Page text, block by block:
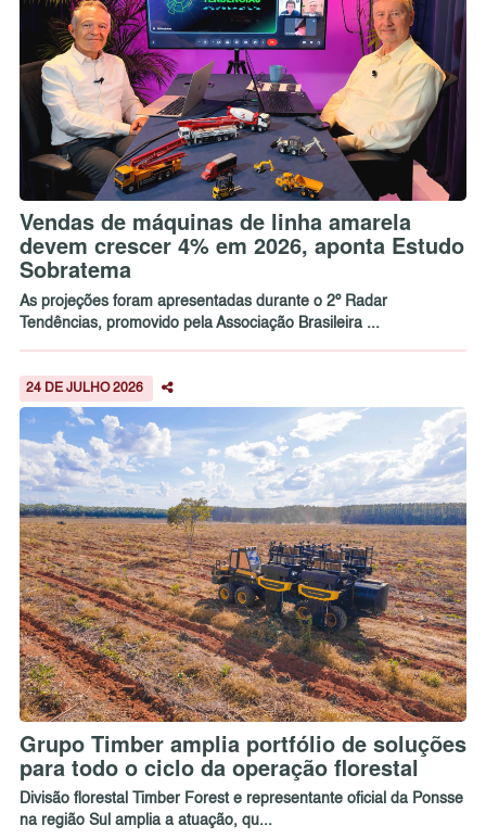
Vendas de máquinas de linha amarela
devem crescer 4% em 2026, aponta Estudo
Sobratema
As projeções foram apresentadas durante o 2º Radar
Tendências, promovido pela Associação Brasileira ...
24 DE JULHO 2026
Grupo Timber amplia portfólio de soluções
para todo o ciclo da operação florestal
Divisão florestal Timber Forest e representante oficial da Ponsse
na região Sul amplia a atuação, qu...